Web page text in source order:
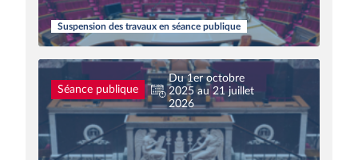
Suspension des travaux en séance publique
Séance publique
Du 1er octobre
2025 au 21 juillet
2026